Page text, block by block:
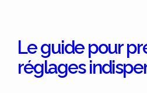
Le guide pour
réglages